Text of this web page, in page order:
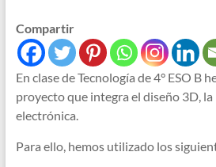
Compartir
En clase de Tecnología de 4° ESO B
proyecto que integra el diseño 3D,
electrónica.
Para ello, hemos utilizado los